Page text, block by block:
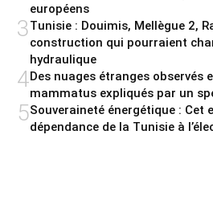
européens
3Tunisie : Douimis, Mellègue 2,
construction qui pourraient
hydraulique
4Des nuages étranges observés
mammatus expliqués par un
5Souveraineté énergétique : Cet
dépendance de la Tunisie à